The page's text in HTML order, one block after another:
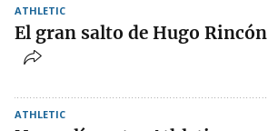
ATHLETIC
El gran salto de Hugo Rincón
ATHLETIC